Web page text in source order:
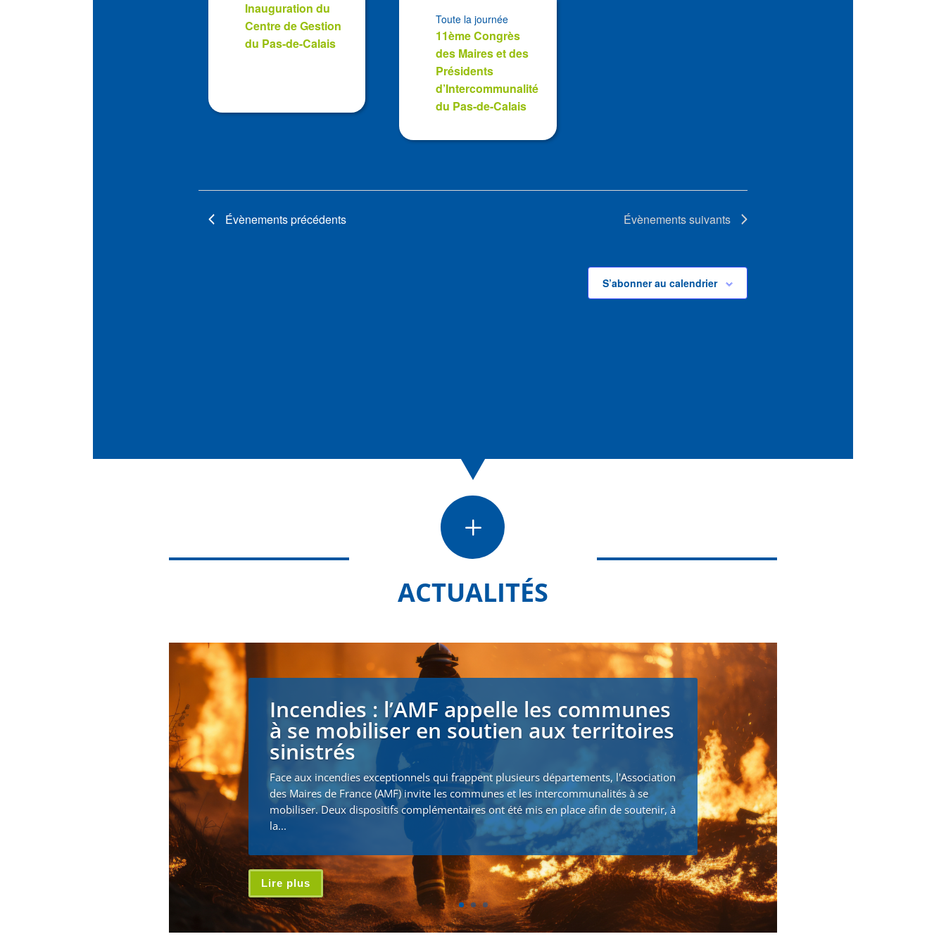
PhotoInauguration du
Centre de Gestion
du Pas-de-Calais
11ème Congrès
des Maires et des
Présidents
d’Intercommunalité
du Pas-de-Calais
Toute la journée
Évènementsprécédents Évènementssuivants
S’abonner au calendrier
L
ACTUALITÉS
Incendies : l’AMF appelle les communes
à se mobiliser en soutien aux territoires
sinistrés
Face aux incendies exceptionnels qui frappent plusieurs départements, l'Association
des Maires de France (AMF) invite les communes et les intercommunalités à se
mobiliser. Deux dispositifs complémentaires ont été mis en place afin de soutenir, à
la...
Lire plus